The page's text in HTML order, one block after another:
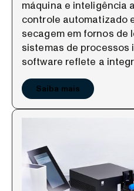
máquina e inteligência
controle automatizado
secagem em fornos de
sistemas de processos
software reflete a
Saiba mais